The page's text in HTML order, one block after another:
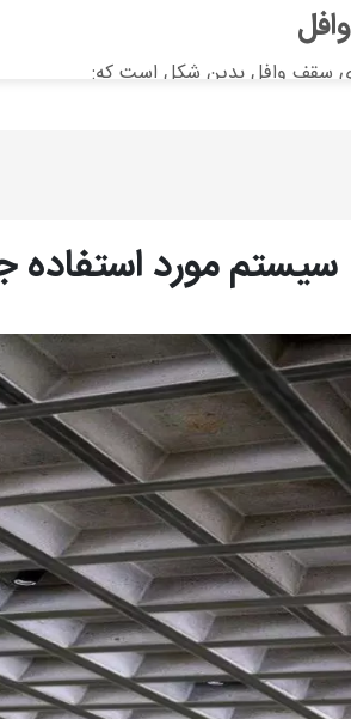
سقف وافل بدین شکل است که:
آرماتوربندی یا به اصطلاح مسلح
بستن میلگردهای کششی باید آرماتور
شد بتن ریزی انجام می‌شود، قالب‌ و
و نمای زیرین سقف وافل مشخص می‌شود.
نظر مهندسان مربوطه می‌توان سقف
سقف وافل بهره برد.
سازی سقف چیست؟
سیستم مورد